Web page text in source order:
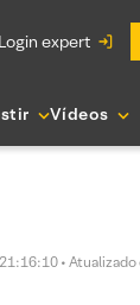
login expert
Vídeos
•